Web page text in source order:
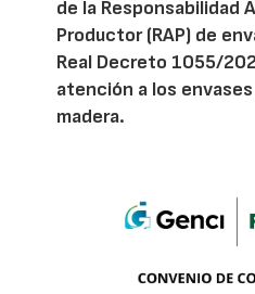
de la Responsabilidad
Productor (RAP) de
Real Decreto 1055/
atención a los
madera.